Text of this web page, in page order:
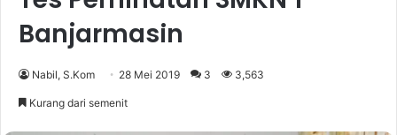
Banjarmasin
Nabil, S.Kom 28 Mei 2019 3 3,563
Kurang dari semenit